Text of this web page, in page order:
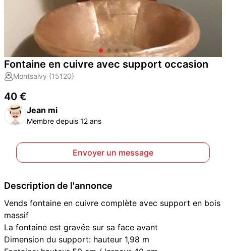
Fontaine en cuivre avec support occasion
Montsalvy (15120)
40 €
Jean mi
Membre depuis 12 ans
Envoyer un message
Description de l'annonce
Vends fontaine en cuivre complète avec support en bois
massif
La fontaine est gravée sur sa face avant
Dimension du support: hauteur 1,98 m